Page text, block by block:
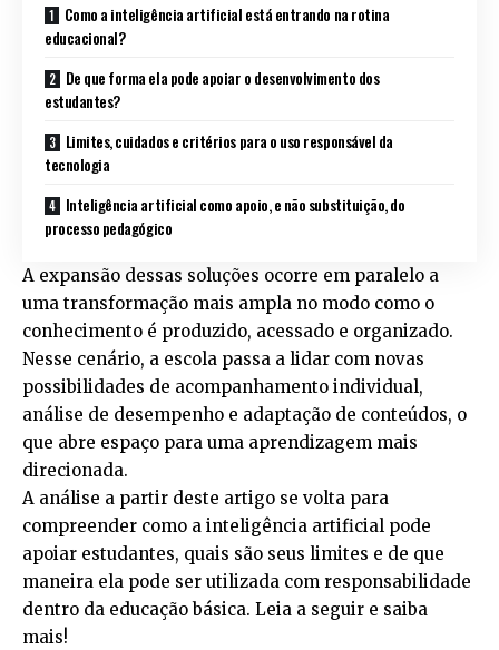
Como a inteligência artificial está entrando na rotina
educacional?
De que forma ela pode apoiar o desenvolvimento dos
estudantes?
Limites, cuidados e critérios para o uso responsável da
tecnologia
Inteligência artificial como apoio, e não substituição, do
processo pedagógico
A expansão dessas soluções ocorre em paralelo a
uma transformação mais ampla no modo como o
conhecimento é produzido, acessado e organizado.
Nesse cenário, a escola passa a lidar com novas
possibilidades de acompanhamento individual,
análise de desempenho e adaptação de conteúdos, o
que abre espaço para uma aprendizagem mais
direcionada.
A análise a partir deste artigo se volta para
compreender como a inteligência artificial pode
apoiar estudantes, quais são seus limites e de que
maneira ela pode ser utilizada com responsabilidade
dentro da educação básica. Leia a seguir e saiba
mais!